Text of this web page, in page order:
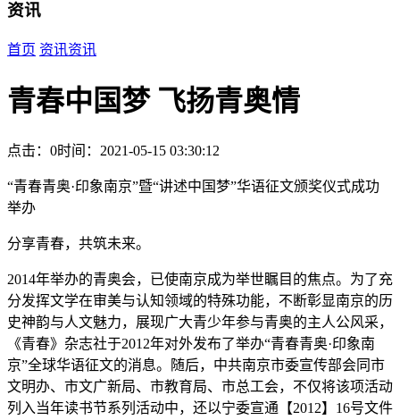
资讯
首页 资讯资讯
青春中国梦 飞扬青奥情
点击：0时间：2021-05-15 03:30:12
“青春青奥·印象南京”暨“讲述中国梦”华语征文颁奖仪式成功
举办
分享青春，共筑未来。
2014年举办的青奥会，已使南京成为举世瞩目的焦点。为了充
分发挥文学在审美与认知领域的特殊功能，不断彰显南京的历
史神韵与人文魅力，展现广大青少年参与青奥的主人公风采，
《青春》杂志社于2012年对外发布了举办“青春青奥·印象南
京”全球华语征文的消息。随后，中共南京市委宣传部会同市
文明办、市文广新局、市教育局、市总工会，不仅将该项活动
列入当年读书节系列活动中，还以宁委宣通【2012】16号文件